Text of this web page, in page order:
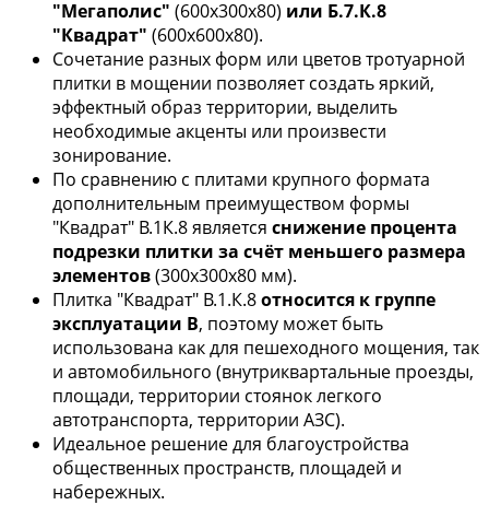
"Мегаполис" (600х300х80) или Б.7.К.8
"Квадрат" (600х600х80).
Сочетание разных форм или цветов тротуарной
плитки в мощении позволяет создать яркий,
эффектный образ территории, выделить
необходимые акценты или произвести
зонирование.
По сравнению с плитами крупного формата
дополнительным преимуществом формы
"Квадрат" В.1К.8 является снижение процента
подрезки плитки за счёт меньшего размера
элементов(300х300х80 мм).
Плитка "Квадрат" В.1.К.8относится к группе
эксплуатации В, поэтому может быть
использована как для пешеходного мощения, так
и автомобильного (внутриквартальные проезды,
площади, территории стоянок легкого
автотранспорта, территории АЗС).
Идеальное решение для благоустройства
общественных пространств, площадей и
набережных.